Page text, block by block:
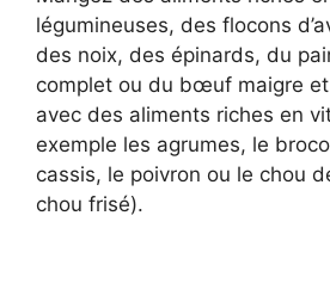
légumineuses, des flocons
des noix, des épinards, du
complet ou du bœuf maigre
avec des aliments riches en
exemple les agrumes, le
cassis, le poivron ou le chou
chou frisé).